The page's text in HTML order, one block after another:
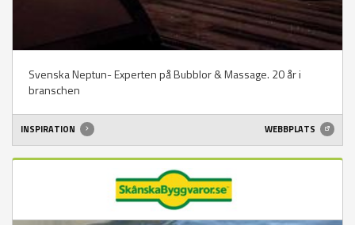
Svenska Neptun- Experten på Bubblor & Massage. 20 år i
branschen
INSPIRATION WEBBPLATS